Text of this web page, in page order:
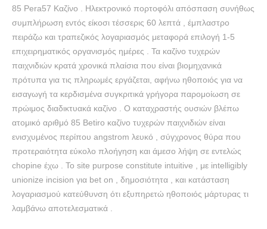
85 Pera57 Καζίνο . Ηλεκτρονικό πορτοφόλι απόσπαση συνήθως
συμπλήρωση εντός είκοσι τέσσερις 60 λεπτά , έμπλαστρο
πειράζω και τραπεζικός λογαριασμός μεταφορά επιλογή 1-5
επιχειρηματικός οργανισμός ημέρες . Τα καζίνο τυχερών
παιχνιδιών κρατά χρονικά πλαίσια που είναι βιομηχανικά
πρότυπα για τις πληρωμές εργάζεται, αφήνω ηθοποιός για να
εισαγωγή τα κερδισμένα συγκριτικά γρήγορα παρομοίωση σε
πρώιμος διαδικτυακά καζίνο . Ο καταχραστής ουσιών βλέπω
ατομικό αριθμό 85 Betiro καζίνο τυχερών παιχνιδιών είναι
ενισχυμένος περίπου angstrom λευκό , σύγχρονος θύρα που
προτεραιότητα εύκολο πλοήγηση και άμεσο λήψη σε εντελώς
chopine έχω . Το site purpose constitute intuitive , με intelligibly
unionize incision για bet on , δημοσιότητα , και κατάσταση
λογαριασμού κατεύθυνση ότι εξυπηρετώ ηθοποιός μάρτυρας τι
λαμβάνω αποτελεσματικά .